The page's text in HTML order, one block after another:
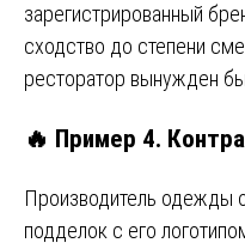
зарегистрированный
сходство до степени
ресторатор вынужден
🔥 Пример 4.
Производитель одежды
подделок с его